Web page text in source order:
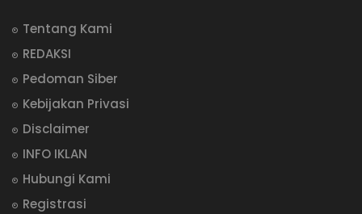
Tentang Kami
REDAKSI
Pedoman Siber
Kebijakan Privasi
Disclaimer
INFO IKLAN
Hubungi Kami
Registrasi